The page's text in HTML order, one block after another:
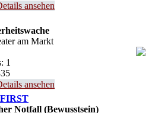
ansehen
am Markt
1
ansehen
Notfall (Bewusstsein)